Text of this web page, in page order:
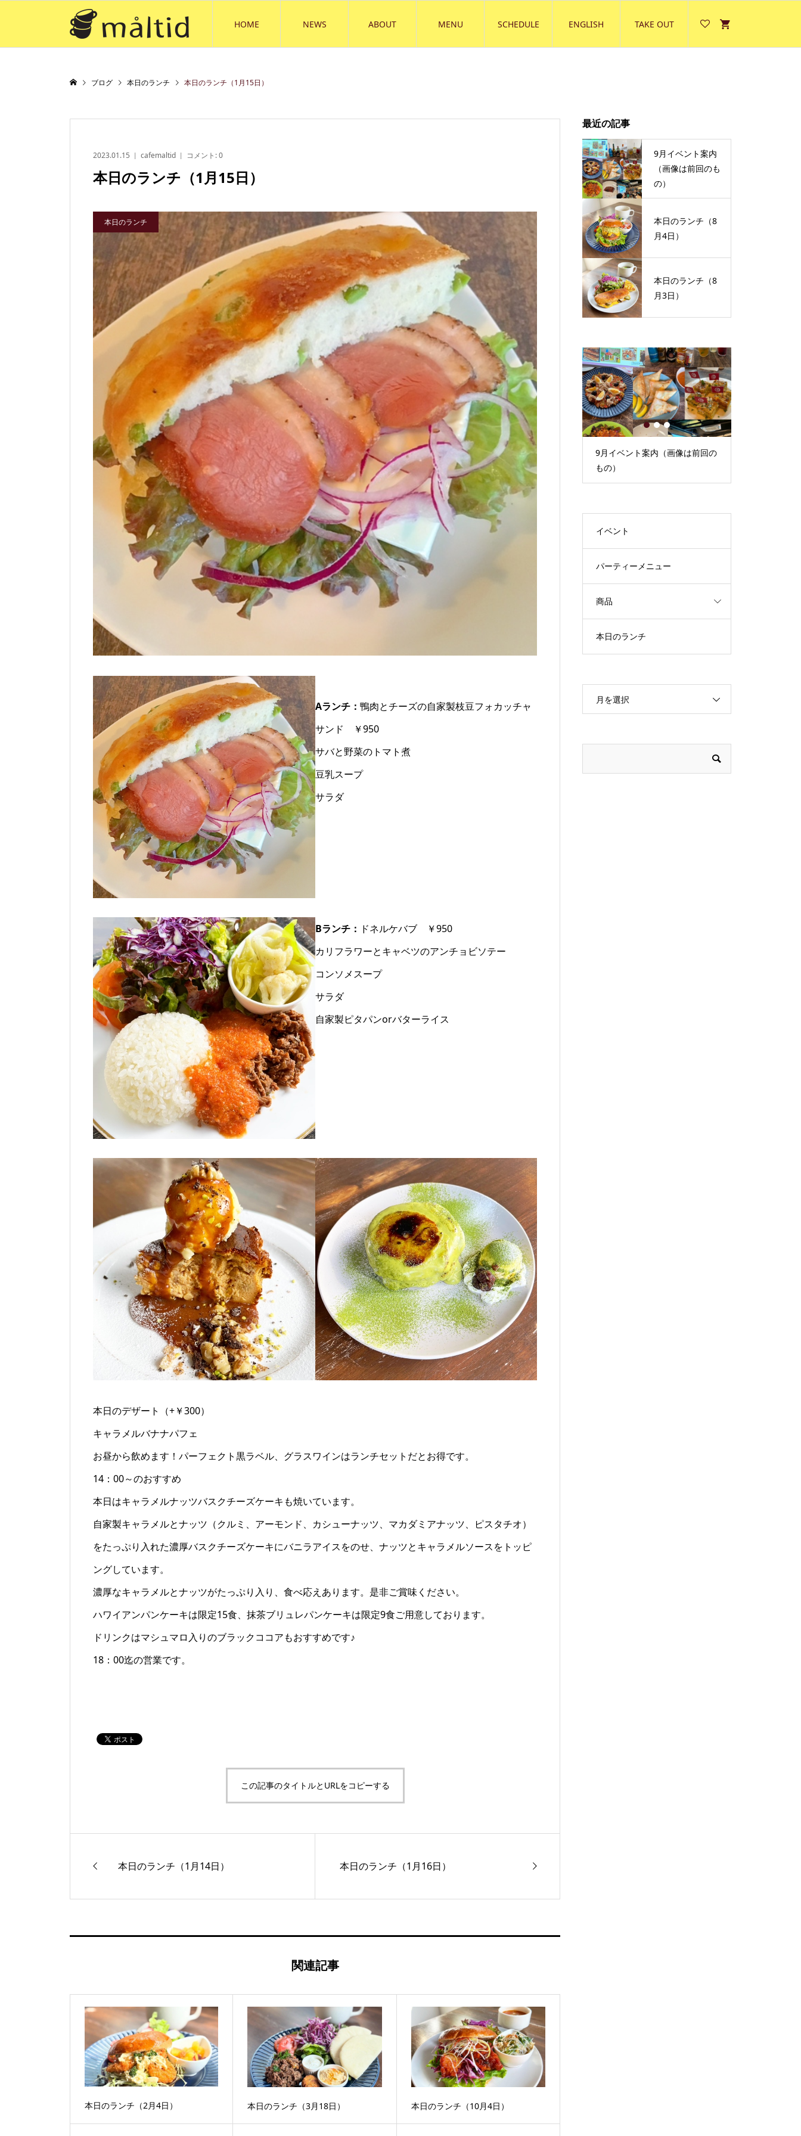
HOME NEWS ABOUT MENU SCHEDULE ENGLISH TAKE OUT
ブログ 本日のランチ 本日のランチ（1月15日）
2023.01.15 cafemaltid コメント:0
本日のランチ（1月15日）
本日のランチ
Aランチ： 鴨肉とチーズの自家製枝豆フォカッチャ
サンド ￥950
サバと野菜のトマト煮
豆乳スープ
サラダ
Bランチ： ドネルケバブ ￥950
カリフラワーとキャベツのアンチョビソテー
コンソメスープ
サラダ
自家製ピタパンorバターライス
本日のデザート（+￥300）
キャラメルバナナパフェ
お昼から飲めます！パーフェクト黒ラベル、グラスワインはランチセットだとお得です。
14：00～のおすすめ
本日はキャラメルナッツバスクチーズケーキも焼いています。
自家製キャラメルとナッツ（クルミ、アーモンド、カシューナッツ、マカダミアナッツ、ピスタチオ）
をたっぷり入れた濃厚バスクチーズケーキにバニラアイスをのせ、ナッツとキャラメルソースをトッピ
ングしています。
濃厚なキャラメルとナッツがたっぷり入り、食べ応えあります。是非ご賞味ください。
ハワイアンパンケーキは限定15食、抹茶ブリュレパンケーキは限定9食ご用意しております。
ドリンクはマシュマロ入りのブラックココアもおすすめです♪
18：00迄の営業です。
この記事のタイトルとURLをコピーする
本日のランチ（1月14日） 本日のランチ（1月16日）
関連記事
本日のランチ（2月4日） 本日のランチ（3月18日） 本日のランチ（10月4日）
最近の記事
9月イベント案内
（画像は前回のも
の）
本日のランチ（8
月4日）
本日のランチ（8
月3日）
本日のランチ（8月3日）
9月イベント案内（画像は前回の
もの）
1 2 3
イベント
パーティーメニュー
商品
本日のランチ
月を選択